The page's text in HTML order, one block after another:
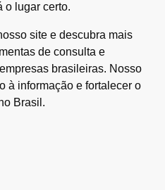
o lugar certo.
site e descubra mais
de consulta e
brasileiras. Nosso
à informação e fortalecer o
Brasil.